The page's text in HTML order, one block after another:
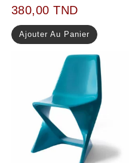
380,00TND
Ajouter Au Panier